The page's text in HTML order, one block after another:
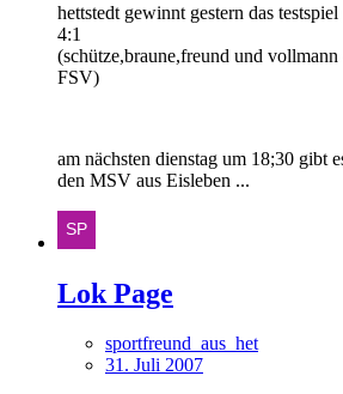
hettstedt gewinnt gestern das
4:1
(schütze,braune,freund und
FSV)
am nächsten dienstag um 18;30 gibt
den MSV aus Eisleben ...
Lok Page
sportfreund_aus_het
31. Juli 2007